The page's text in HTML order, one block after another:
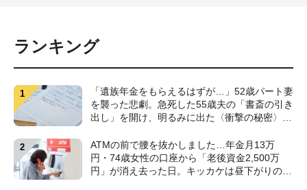
ランキング
「遺族年金をもらえるはずが…」52歳パート妻
を襲った悲劇。急死した55歳夫の「書斎の引き
出し」を開け、明るみに出た〈衝撃の秘密〉
ATMの前で腰を抜かしました…年金月13万
円・74歳女性の口座から「老後資金2,500万
円」が消え去った日。キッカケは昼下がりの